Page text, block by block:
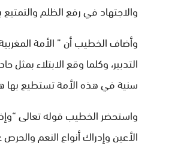
والاجتهاد في رفع الظلم
وأضاف الخطيب أن ” الأمة
التدبير، وكلما وقع الابتلاء
سنية في هذه الأمة تستطيع بها
واستحضر الخطيب قوله تعالى “وإذ
الأعين وإدراك أنواع النعم